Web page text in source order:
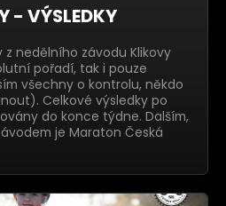
- VÝSLEDKY
z nedělního závodu Klikovy
pořadí, tak i pouze
všechny o kontrolu, někdo
Celkové výsledky po
do konce týdne. Dalším,
je Maraton Česká